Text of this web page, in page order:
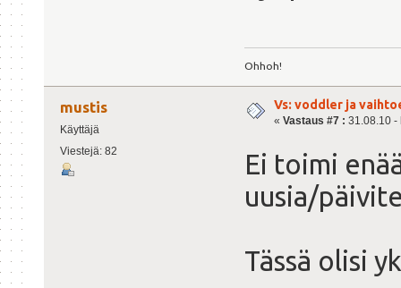
Ohhoh!
mustis
Käyttäjä
Viestejä: 82
Vs: voddler ja
« Vastaus #7 : 31.08.10 -
Ei toimi
uusia/
Tässä olisi